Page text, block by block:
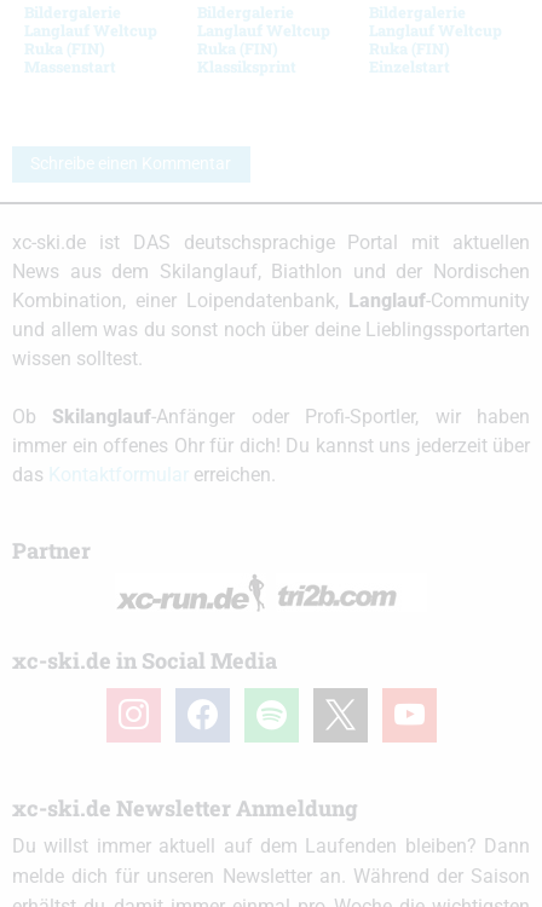
Bildergalerie
Langlauf Weltcup
Ruka (FIN)
Massenstart
Bildergalerie
Langlauf Weltcup
Ruka (FIN)
Klassiksprint
Bildergalerie
Langlauf Weltcup
Ruka (FIN)
Einzelstart
Schreibe einen Kommentar
xc-ski.de ist DAS deutschsprachige Portal mit aktuellen
News aus dem Skilanglauf, Biathlon und der Nordischen
Kombination, einer Loipendatenbank, Langlauf-Community
und allem was du sonst noch über deine Lieblingssportarten
wissen solltest.
Ob Skilanglauf-Anfänger oder Profi-Sportler, wir haben
immer ein offenes Ohr für dich! Du kannst uns jederzeit über
das
erreichen.
Partner
xc-ski.de in Social Media
instagramfacebook spotify youtube
xc-ski.de Newsletter Anmeldung
Du willst immer aktuell auf dem Laufenden bleiben? Dann
melde dich für unseren Newsletter an. Während der Saison